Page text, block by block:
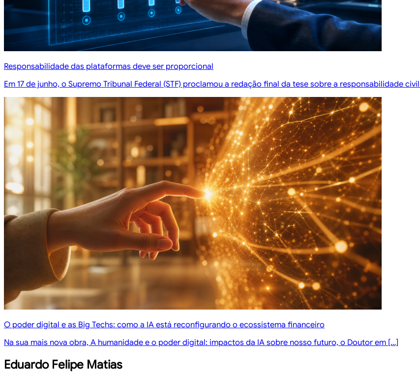
Responsabilidade das plataformas deve ser proporcional
Em 17 de junho, o Supremo Tribunal Federal (STF) proclamou a redação final da tese sobre a responsabilidade
O poder digital e as Big Techs: como a IA está reconfigurando o ecossistema financeiro
Na sua mais nova obra, A humanidade e o poder digital: impactos da IA sobre nosso futuro, o Doutor em […]
Eduardo Felipe Matias